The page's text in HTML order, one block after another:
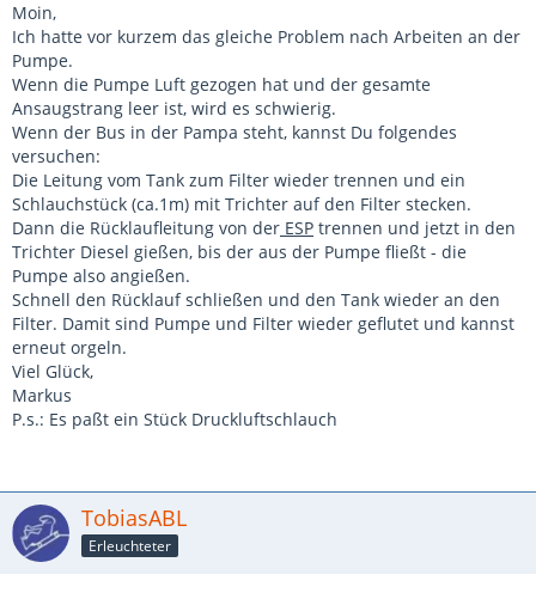
Moin,
Ich hatte vor kurzem das gleiche Problem nach Arbeiten an der
Pumpe.
Wenn die Pumpe Luft gezogen hat und der gesamte
Ansaugstrang leer ist, wird es schwierig.
Wenn der Bus in der Pampa steht, kannst Du folgendes
versuchen:
Die Leitung vom Tank zum Filter wieder trennen und ein
Schlauchstück (ca.1m) mit Trichter auf den Filter stecken.
Dann die Rücklaufleitung von der ESP trennen und jetzt in den
Trichter Diesel gießen, bis der aus der Pumpe fließt - die
Pumpe also angießen.
Schnell den Rücklauf schließen und den Tank wieder an den
Filter. Damit sind Pumpe und Filter wieder geflutet und kannst
erneut orgeln.
Viel Glück,
Markus
P.s.: Es paßt ein Stück Druckluftschlauch
TobiasABL
Erleuchteter